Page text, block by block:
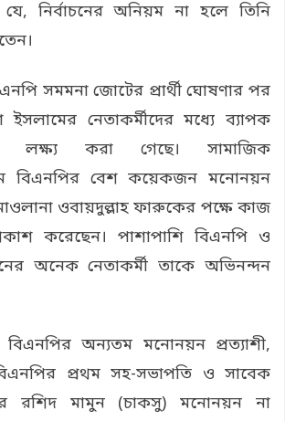
নির্বাচনের অনিয়ম না হলে তিনি
সমমনা জোটের প্রার্থী ঘোষণার পর
নেতাকর্মীদের মধ্যে ব্যাপক
লক্ষ্য করা গেছে। সামাজিক
বিএনপির বেশ কয়েকজন মনোনয়ন
ওবায়দুল্লাহ ফারুকের পক্ষে কাজ
করেছেন। পাশাপাশি বিএনপি ও
অনেক নেতাকর্মী তাকে অভিনন্দন
অন্যতম মনোনয়ন প্রত্যাশী,
প্রথম সহ-সভাপতি ও সাবেক
রশিদ মামুন (চাকসু) মনোনয়ন না